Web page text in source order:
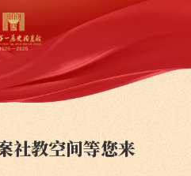
社教空间等您来